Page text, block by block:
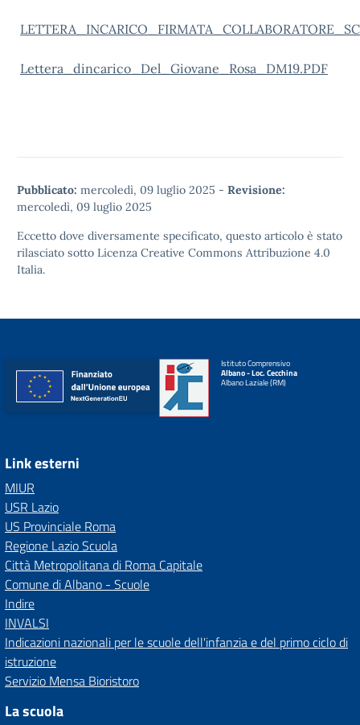
Lettera_dincarico_Del_Giovane_Rosa_DM19.PDF
Pubblicato: mercoledì, 09 luglio 2025 - Revisione:
mercoledì, 09 luglio 2025
Eccetto dove diversamente specificato, questo articolo è stato
rilasciato sotto Licenza Creative Commons Attribuzione 4.0
Italia.
Istituto Comprensivo
Albano - Loc. Cecchina
Albano Laziale (RM)
Link esterni
MIUR
USR Lazio
US Provinciale Roma
Regione Lazio Scuola
Città Metropolitana di Roma Capitale
Comune di Albano - Scuole
Indire
INVALSI
Indicazioni nazionali per le scuole dell'infanzia e del primo ciclo di
istruzione
Servizio Mensa Bioristoro
La scuola